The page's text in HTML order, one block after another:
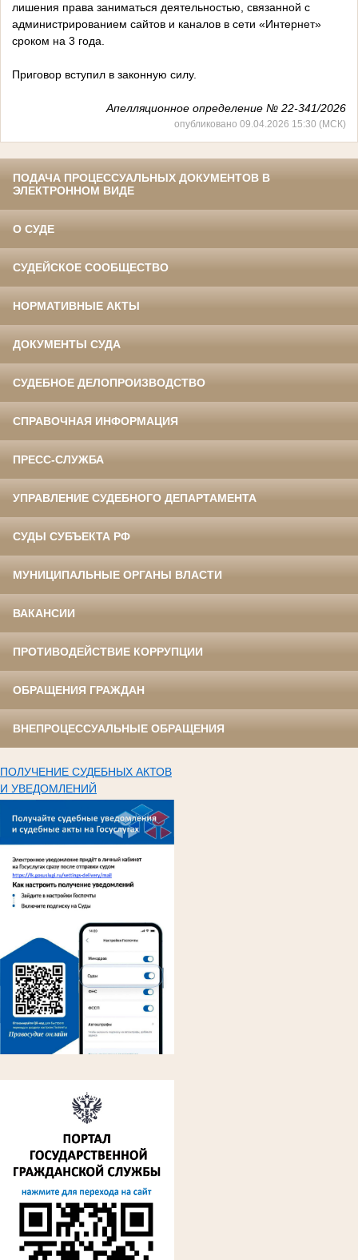
лишения права заниматься деятельностью, связанной с
администрированием сайтов и каналов в сети «Интернет»
сроком на 3 года.
Приговор вступил в законную силу.
Апелляционное определение № 22-341/2026
опубликовано 09.04.2026 15:30 (МСК)
ПОДАЧА ПРОЦЕССУАЛЬНЫХ ДОКУМЕНТОВ В
ЭЛЕКТРОННОМ ВИДЕ
О СУДЕ
СУДЕЙСКОЕ СООБЩЕСТВО
НОРМАТИВНЫЕ АКТЫ
ДОКУМЕНТЫ СУДА
СУДЕБНОЕ ДЕЛОПРОИЗВОДСТВО
СПРАВОЧНАЯ ИНФОРМАЦИЯ
ПРЕСС-СЛУЖБА
УПРАВЛЕНИЕ СУДЕБНОГО ДЕПАРТАМЕНТА
СУДЫ СУБЪЕКТА РФ
МУНИЦИПАЛЬНЫЕ ОРГАНЫ ВЛАСТИ
ВАКАНСИИ
ПРОТИВОДЕЙСТВИЕ КОРРУПЦИИ
ОБРАЩЕНИЯ ГРАЖДАН
ВНЕПРОЦЕССУАЛЬНЫЕ ОБРАЩЕНИЯ
ПОЛУЧЕНИЕ СУДЕБНЫХ АКТОВ
И УВЕДОМЛЕНИЙ